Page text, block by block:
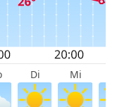
Di Mi